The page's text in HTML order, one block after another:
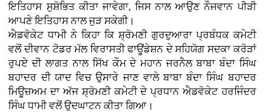
ਇਤਿਹਾਸ ਸੁਸ਼ੋਭਿਤ ਕੀਤਾ ਜਾਵੇਗਾ, ਜਿਸ ਨਾਲ ਆਉਣ ਨੌਜਵਾਨ ਪੀੜੀ
ਆਪਣੇ ਇਤਿਹਾਸ ਨਾਲ ਜੁੜ ਸਕੇਗੀ।
ਐਡਵੋਕੇਟ ਧਾਮੀ ਨੇ ਕਿਹਾ ਕਿ ਸ਼੍ਰੋਮਣੀ ਗੁਰਦੁਆਰਾ ਪ੍ਰਬੰਧਕ ਕਮੇਟੀ
ਵਲੋਂ ਦੀਵਾਨ ਟੋਡਰ ਮੱਲ ਵਿਰਾਸਤੀ ਫਾਊਂਡੇਸ਼ਨ ਦੇ ਸਹਿਯੋਗ ਸਦਕਾ ਕਰੋੜਾਂ
ਰੁਪਏ ਦੀ ਲਾਗਤ ਨਾਲ ਸਿੱਖ ਕੌਮ ਦੇ ਮਹਾਨ ਜਰਨੈਲ ਬਾਬਾ ਬੰਦਾ ਸਿੰਘ
ਬਹਾਦਰ ਦੀ ਯਾਦ ਵਿਚ ਉਸਾਰੇ ਜਾਣ ਵਾਲੇ ਬਾਬਾ ਬੰਦਾ ਸਿੰਘ ਬਹਾਦਰ
ਮਿਊਜ਼ਅਮ ਦਾ ਅੱਜ ਸ਼੍ਰੋਮਣੀ ਕਮੇਟੀ ਦੇ ਪ੍ਰਧਾਨ ਐਡਵੋਕੇਟ ਹਰਜਿੰਦਰ
ਸਿੰਘ ਧਾਮੀ ਵਲੋਂ ਉਦਘਾਟਨ ਕੀਤਾ ਗਿਆ।